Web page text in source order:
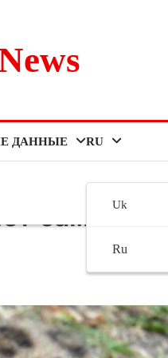
ДАННЫЕ RU
Uk
Ru
самый